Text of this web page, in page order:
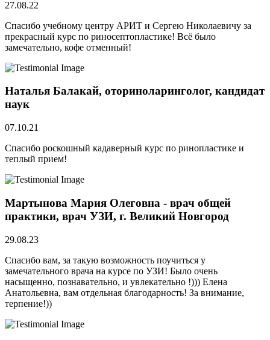
27.08.22
Спасибо учебному центру АРИТ и Сергею Николаевичу за
прекрасный курс по риносептопластике! Всё было
замечательно, кофе отменный!
Наталья Балакай, оториноларинголог, кандидат
наук
07.10.21
Спасибо роскошный кадаверный курс по ринопластике и
теплый прием!
Мартынова Мария Олеговна - врач общей
практики, врач УЗИ, г. Великий Новгород
29.08.23
Спасибо вам, за такую возможность поучиться у
замечательного врача на курсе по УЗИ! Было очень
насыщенно, познавательно, и увлекательно !))) Елена
Анатольевна, вам отдельная благодарность! За внимание,
терпение!))